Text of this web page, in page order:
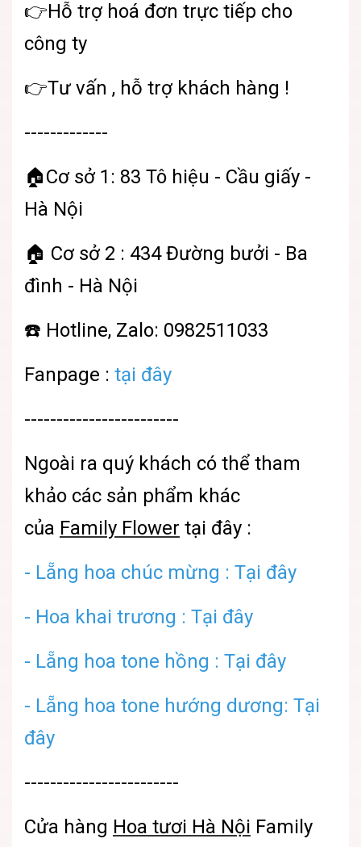
👉Hỗ trợ hoá đơn trực tiếp cho
công ty
👉Tư vấn , hỗ trợ khách hàng !
-------------
🏠Cơ sở 1: 83 Tô hiệu - Cầu giấy -
Hà Nội
🏠 Cơ sở 2 : 434 Đường bưởi - Ba
đình - Hà Nội
☎️ Hotline, Zalo: 0982511033
Fanpage : tại đây
------------------------
Ngoài ra quý khách có thể tham
khảo các sản phẩm khác
của Family Flower tại đây :
- Lẵng hoa chúc mừng : Tại đây
- Hoa khai trương : Tại đây
- Lẵng hoa tone hồng : Tại đây
- Lẵng hoa tone hướng dương: Tại
đây
------------------------
Cửa hàng Hoa tươi Hà Nội Family